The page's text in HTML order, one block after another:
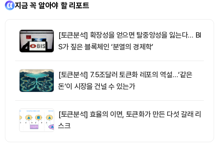
지금 꼭 알아야 할 리포트
[토큰분석] 확장성을 얻으면 탈중앙성을 잃는다… BI
S가 짚은 블록체인 ‘분열의 경제학’
[토큰분석] 7.5조달러 토큰화 레포의 역설…‘같은
돈’이 시장을 건널 수 있는가
[토큰분석] 효율의 이면, 토큰화가 만든 다섯 갈래 리
스크